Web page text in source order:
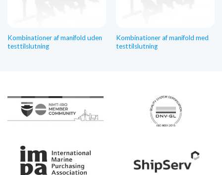
Kombinationer af manifold uden
testtilslutning
Kombinationer af manifold med
testtilslutning